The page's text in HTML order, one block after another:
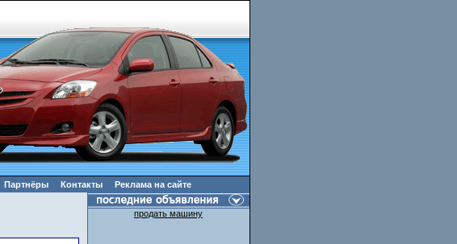
Партнёры Контакты Реклама на сайте
продать машину